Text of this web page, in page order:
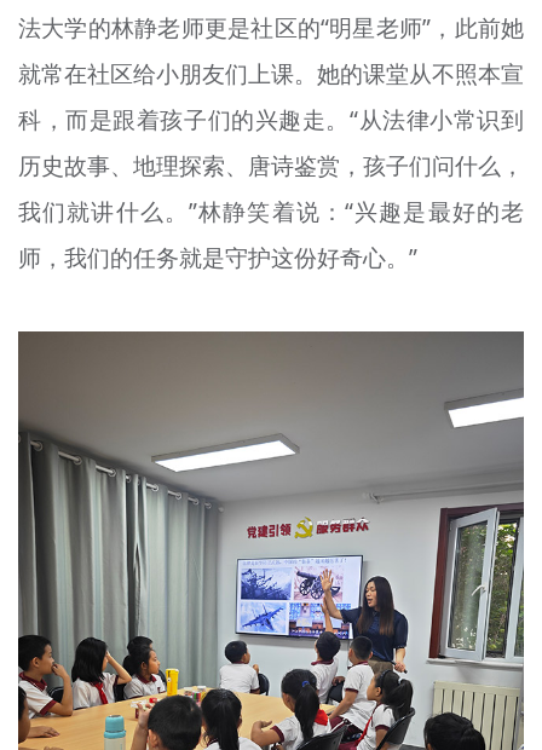
法大学的林静老师更是社区的“明星老师”，此前她
就常在社区给小朋友们上课。她的课堂从不照本宣
科，而是跟着孩子们的兴趣走。“从法律小常识到
历史故事、地理探索、唐诗鉴赏，孩子们问什么，
我们就讲什么。”林静笑着说：“兴趣是最好的老
师，我们的任务就是守护这份好奇心。”